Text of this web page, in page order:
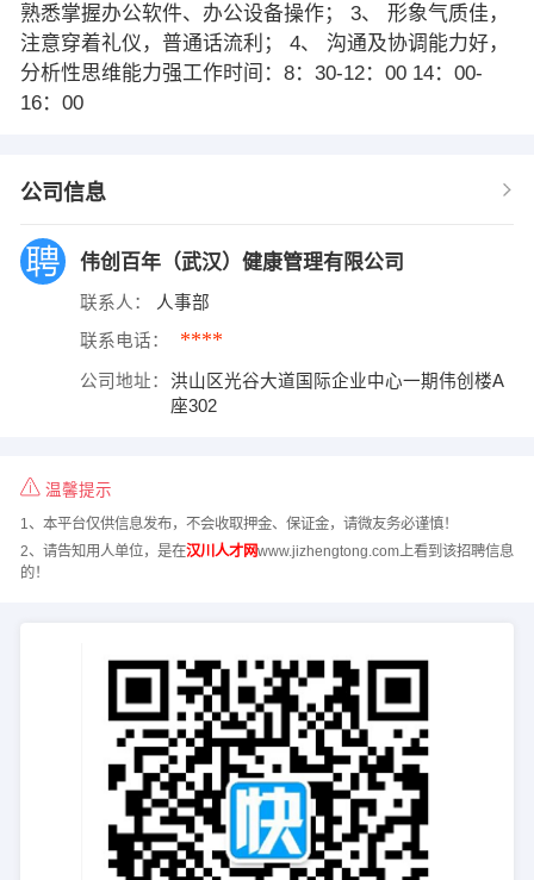
熟悉掌握办公软件、办公设备操作； 3、 形象气质佳，
注意穿着礼仪，普通话流利； 4、 沟通及协调能力好，
分析性思维能力强工作时间：8：30-12：00 14：00-
16：00
公司信息
伟创百年（武汉）健康管理有限公司
联系人： 人事部
联系电话： ****
公司地址：
洪山区光谷大道国际企业中心一期伟创楼A
座302
温馨提示
1、本平台仅供信息发布，不会收取押金、保证金，请微友务必谨慎！
2、请告知用人单位，是在汉川人才网www.jizhengtong.com上看到该招聘信息
的！